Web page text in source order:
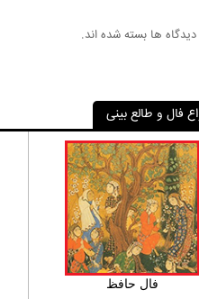
دیدگاه ها بسته شده اند.
فال و طالع بینی
فال حافظ